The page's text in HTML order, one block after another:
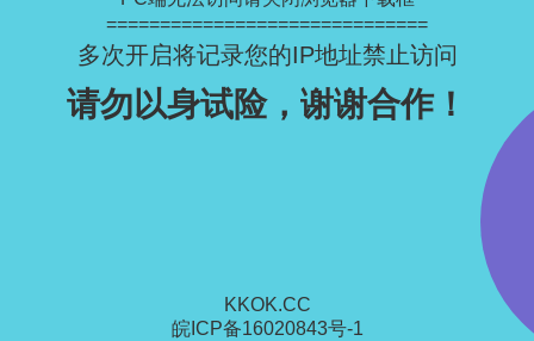
==============================
多次开启将记录您的IP地址禁止访问
请勿以身试险，谢谢合作！
KKOK.CC
皖ICP备16020843号-1